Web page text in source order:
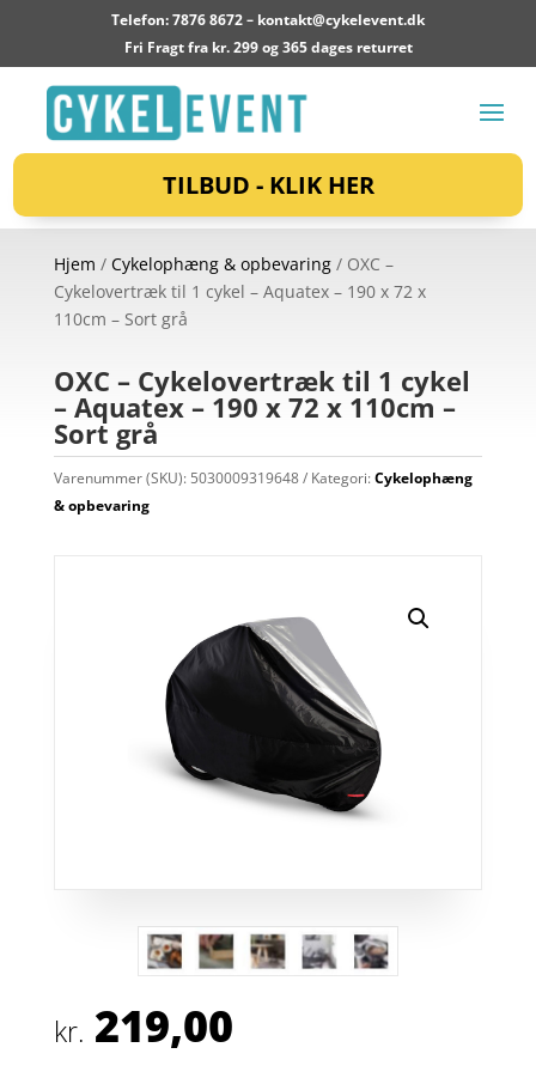
Telefon: 7876 8672 – kontakt@cykelevent.dk
Fri Fragt fra kr. 299 og 365 dages returret
TILBUD - KLIK HER
Hjem / Cykelophæng & opbevaring/ OXC –
Cykelovertræk til 1 cykel – Aquatex – 190 x 72 x
110cm – Sort grå
OXC – Cykelovertræk til 1 cykel
– Aquatex – 190 x 72 x 110cm –
Sort grå
Varenummer (SKU): 5030009319648 Kategori:Cykelophæng
& opbevaring
kr. 219,00